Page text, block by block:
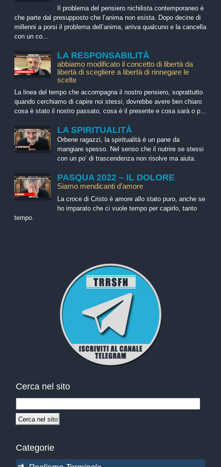
Il problema del pensiero nichilista contemporaneo è
che parte dal presupposto che l’anima non esista. Dopo decine di
millenni a porsi il problema dell’anima, arriva qualcuno e la cancella
con un co...
LA RESPONSABILITÀ
abbiamo modificato il concetto di libertà da
libertà di scegliere a libertà di rinnegare le
scelte
La linea del tempo che accompagna il nostro pensiero, soprattutto
quando cerchiamo di capire noi stessi, dovrebbe avere ben chiaro
cosa è stato il nostro passato, cosa è il presente e cosa sarà o p...
LA SPIRITUALITÀ
Orbene ragazzi, la spiritualità è un pane da
mangiare spesso. Nel senso che il nutrire se stessi
con un po’ di trascendenza non risolve ma aiuta.
PASQUA 2022 – IL DOLORE
Siamo mendicanti d’amore
La croce di Cristo è amore allo stato puro, anche se
ho imparato che ci vuole tempo per capirlo, tanto
tempo.
Cerca nel sito
Categorie